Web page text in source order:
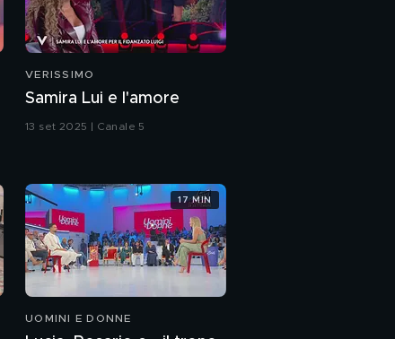
VERISSIMO
Samira Lui e l'amore
13 set 2025 | Canale 5
UOMINI E DONNE
17 MIN